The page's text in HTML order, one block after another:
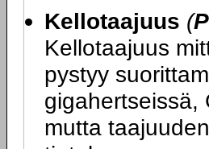
Kellotaajuus (
Kellotaajuus
pystyy
gigahertseissä,
mutta